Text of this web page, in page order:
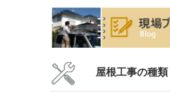
屋根工事の種類